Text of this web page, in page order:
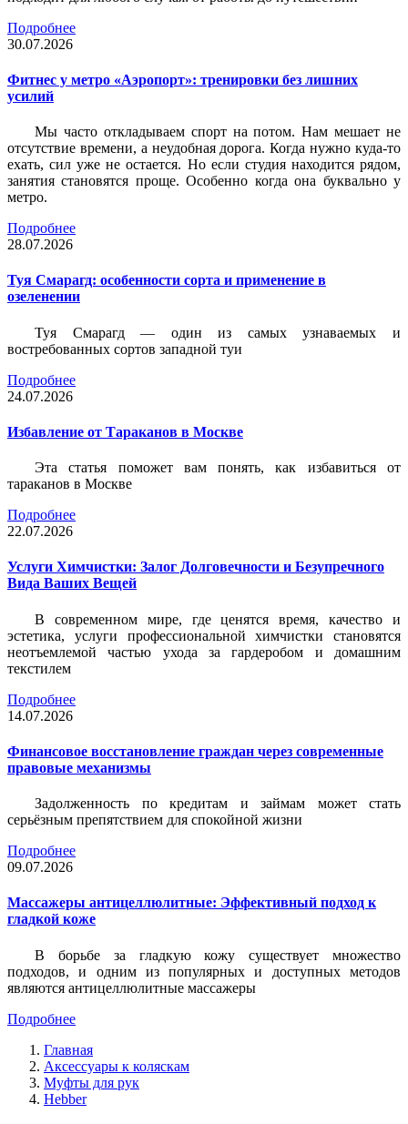
Подробнее
30.07.2026
Фитнес у метро «Аэропорт»: тренировки без лишних
усилий
Мы часто откладываем спорт на потом. Нам мешает не
отсутствие времени, а неудобная дорога. Когда нужно куда-то
ехать, сил уже не остается. Но если студия находится рядом,
занятия становятся проще. Особенно когда она буквально у
метро.
Подробнее
28.07.2026
Туя Смарагд: особенности сорта и применение в
озеленении
Туя Смарагд — один из самых узнаваемых и
востребованных сортов западной туи
Подробнее
24.07.2026
Избавление от Тараканов в Москве
Эта статья поможет вам понять, как избавиться от
тараканов в Москве
Подробнее
22.07.2026
Услуги Химчистки: Залог Долговечности и Безупречного
Вида Ваших Вещей
В современном мире, где ценятся время, качество и
эстетика, услуги профессиональной химчистки становятся
неотъемлемой частью ухода за гардеробом и домашним
текстилем
Подробнее
14.07.2026
Финансовое восстановление граждан через современные
правовые механизмы
Задолженность по кредитам и займам может стать
серьёзным препятствием для спокойной жизни
Подробнее
09.07.2026
Массажеры антицеллюлитные: Эффективный подход к
гладкой коже
В борьбе за гладкую кожу существует множество
подходов, и одним из популярных и доступных методов
являются антицеллюлитные массажеры
Подробнее
Главная
Аксессуары к коляскам
Муфты для рук
Hebber